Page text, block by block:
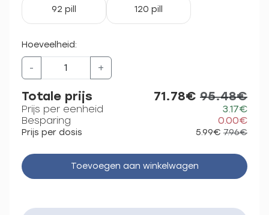
92 pill 120 pill
Hoeveelheid:
- +
Totale prijs 71.78€ 95.48€
Prijs per eenheid
3.17€
Besparing
0.00€
Prijs per dosis 5.99€ 7.96€
Toevoegen aan winkelwagen